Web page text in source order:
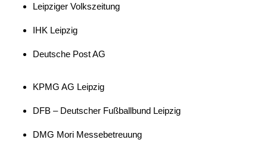
Leipziger Volkszeitung
IHK Leipzig
Deutsche Post AG
KPMG AG Leipzig
DFB – Deutscher Fußballbund Leipzig
DMG Mori Messebetreuung